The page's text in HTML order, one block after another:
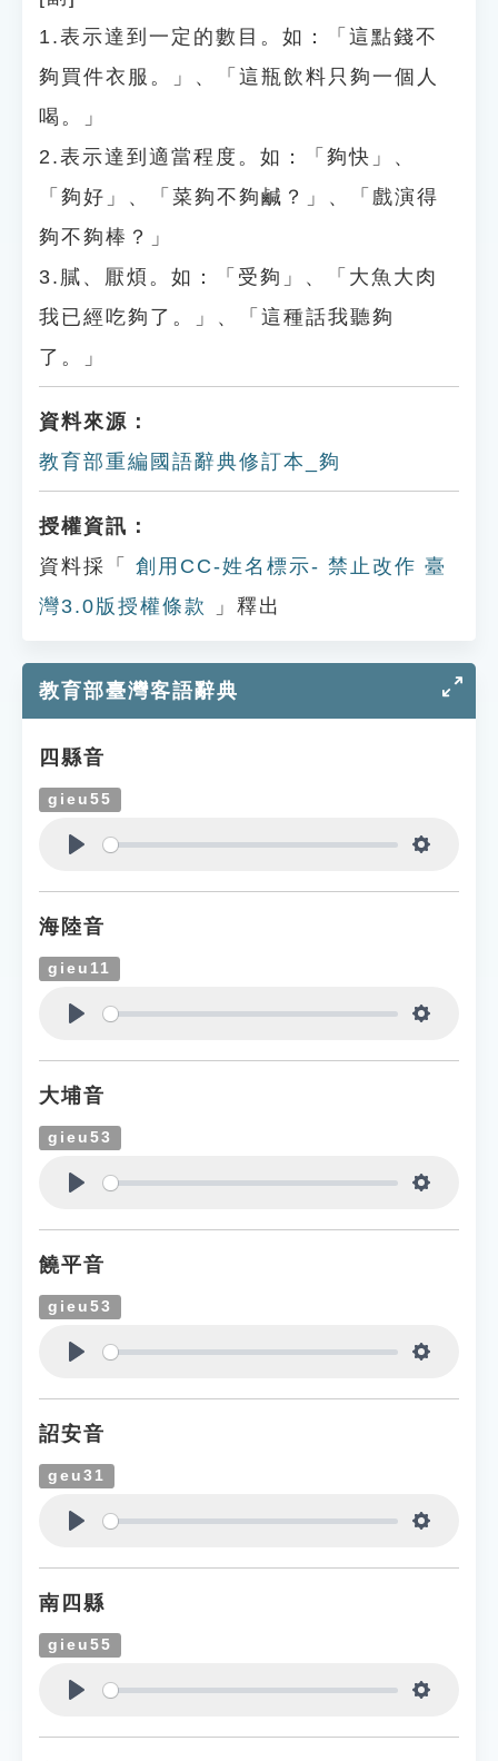
1.表示達到一定的數目。如：「這點錢不
夠買件衣服。」、「這瓶飲料只夠一個人
喝。」
2.表示達到適當程度。如：「夠快」、
「夠好」、「菜夠不夠鹹？」、「戲演得
夠不夠棒？」
3.膩、厭煩。如：「受夠」、「大魚大肉
我已經吃夠了。」、「這種話我聽夠
了。」
資料來源：
教育部重編國語辭典修訂本_夠
授權資訊：
資料採「
創用CC-姓名標示- 禁止改作 臺
灣3.0版授權條款
」釋出
教育部臺灣客語辭典
四縣音
gieu55
海陸音
gieu11
大埔音
gieu53
饒平音
gieu53
詔安音
geu31
南四縣
gieu55